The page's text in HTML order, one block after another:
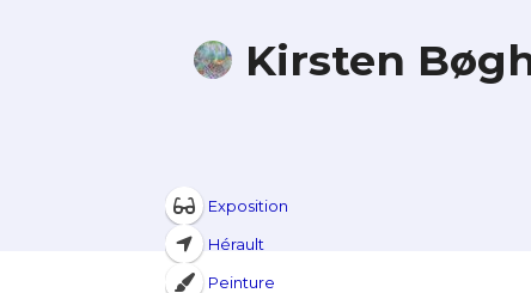
Kirsten
Exposition
Hérault
Peinture